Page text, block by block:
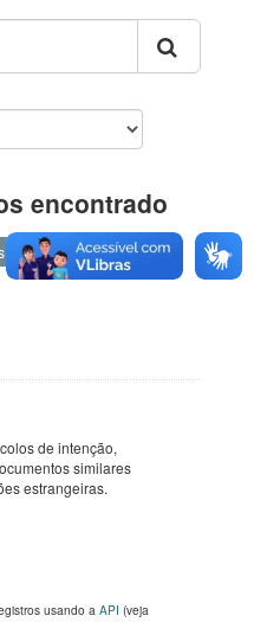
encontrado
internacional
de intenção,
similares
estrangeiras.
usando a API (veja